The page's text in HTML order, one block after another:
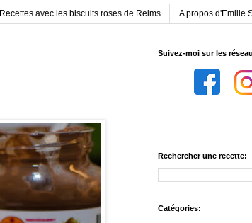
Recettes avec les biscuits roses de Reims A propos d'Emilie
Suivez-moi sur les
Rechercher une recette:
Catégories: